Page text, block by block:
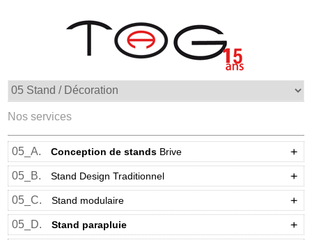
Nos services
05_A. Conception de stands Brive
05_B. Stand Design Traditionnel
05_C. Stand modulaire
05_D. Stand parapluie